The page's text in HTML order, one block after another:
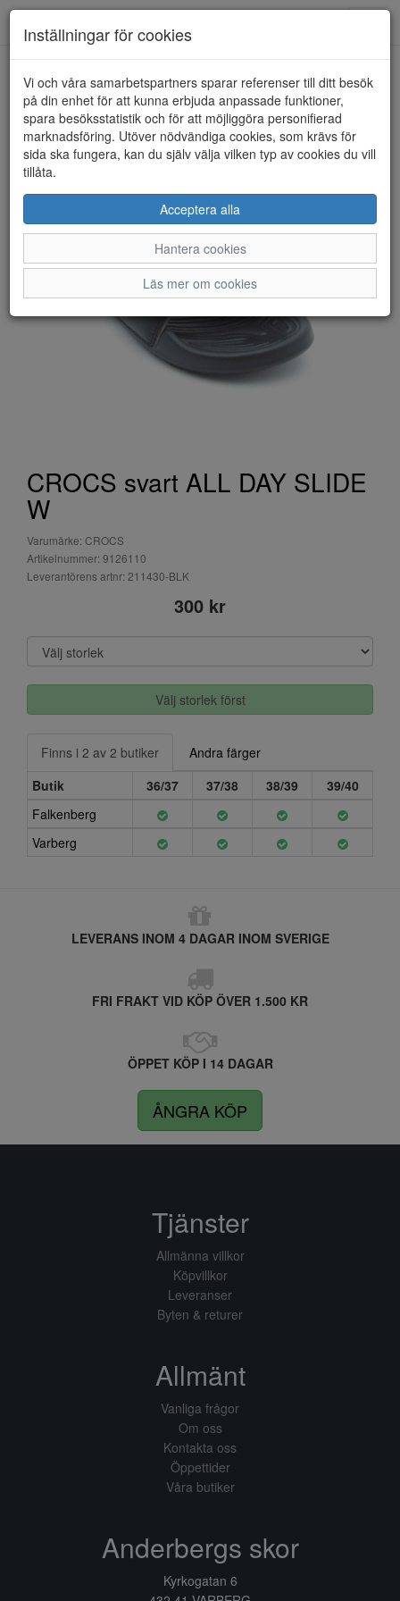
HEM CROCS
CROCS svart ALL DAY SLIDE
W
Varumärke: CROCS
Artikelnummer: 9126110
Leverantörens artnr: 211430-BLK
300 kr
Välj storlek först
Finns i 2 av 2 butiker
Andra färger
Butik
36/37 37/38 38/39
39/40
Falkenberg
Varberg
LEVERANS INOM 4 DAGAR INOM SVERIGE
FRI FRAKT VID KÖP ÖVER 1.500 KR
ÖPPET KÖP I 14 DAGAR
ÅNGRA KÖP
Inställningar för cookies
Vi och våra samarbetspartners sparar referenser till ditt besök
på din enhet för att kunna erbjuda anpassade funktioner,
spara besöksstatistik och för att möjliggöra personifierad
marknadsföring. Utöver nödvändiga cookies, som krävs för
sida ska fungera, kan du själv välja vilken typ av cookies du vill
tillåta.
Acceptera alla
Hantera cookies
Läs mer om cookies
Tjänster
Allmänna villkor
Köpvillkor
Leveranser
Byten & returer
Allmänt
Vanliga frågor
Om oss
Kontakta oss
Öppettider
Våra butiker
Anderbergs skor
Kyrkogatan 6